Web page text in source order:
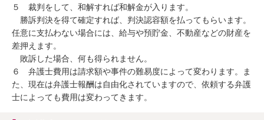
５　裁判をして、和解すれば和解金が入ります。
勝訴判決を得て確定すれば、判決認容額を払ってもらいます。
任意に支払わない場合には、給与や預貯金、不動産などの財産を
差押えます。
敗訴した場合、何も得られません。
６　弁護士費用は請求額や事件の難易度によって変わります。ま
た、現在は弁護士報酬は自由化されていますので、依頼する弁護
士によっても費用は変わってきます。